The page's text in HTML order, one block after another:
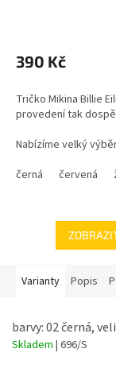
produktu
je
z
5
390 Kč
Tričko Mikina Billie
provedení tak
Nabízíme velký
materiál - 100%
velikosti trička Billie
černá červená
Varianty Popis
barvy: 02 černá,
Skladem | 696/S